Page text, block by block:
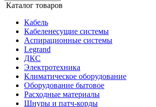
Каталог товаров
Кабель
Кабеленесущие системы
Аспирационные системы
Legrand
ДКС
Электротехника
Климатическое оборудование
Оборудование бытовое
Расходные материалы
Шнуры и патч-корды